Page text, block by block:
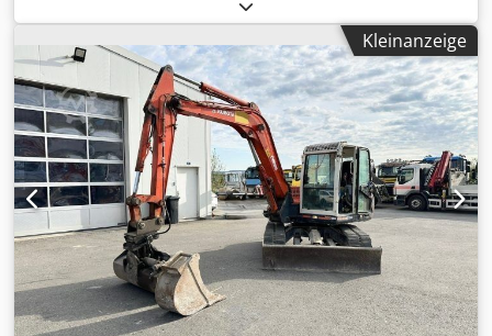
Spritzgewicht: 140 g Spritzdruck: 2429 bar Dosiervolumen:
154 ccm Schließeinheit: Schließkraft: 120 t Holmabstand:
470x420 mm Größe der Aufspannplatten: 640x590 mm
Auswerfer: elektrisch Schließeinheit: kniehebel Steuerung:
MC6 - Touchscreen Zusätzliche Ausrüstung: Maschine in
sehr gutem technischem Zustand Elektrische Maschine:
energiesparend und sehr leise Betriebsstunden: ca. im
Automatikbetrieb Djdpezpaqxjfx Afijck Euromap 67
Roboterschnittstelle Luftventil mit Vakuum x 2
Hydraulischer Kernzug x 1 Steuerung mit Heißkanälen x 15
Spritzaggregat ist verschleißfest und widerstandsfähig
gegen Korrosion Hauptmotor der Maschine - Servomotor
mit Wechselrichter angetrieben -Energiesparung
Zentralschmierung Parallele Bewegungen Automatische
Kleinanzeige